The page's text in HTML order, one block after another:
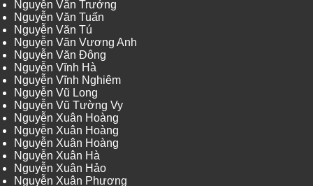
Nguyễn Văn Trưởng
Nguyễn Văn Tuấn
Nguyễn Văn Tú
Nguyễn Văn Vương Anh
Nguyễn Văn Đông
Nguyễn Vĩnh Hà
Nguyễn Vĩnh Nghiêm
Nguyễn Vũ Long
Nguyễn Vũ Tường Vy
Nguyễn Xuân Hoàng
Nguyễn Xuân Hoàng
Nguyễn Xuân Hoàng
Nguyễn Xuân Hà
Nguyễn Xuân Hảo
Nguyễn Xuân Phương